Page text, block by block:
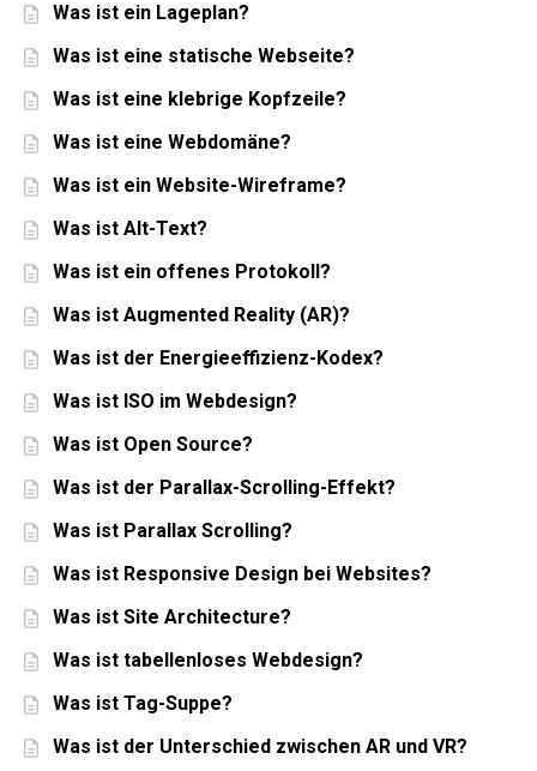
Was ist ein Lageplan?
Was ist eine statische Webseite?
Was ist eine klebrige Kopfzeile?
Was ist eine Webdomäne?
Was ist ein Website-Wireframe?
Was ist Alt-Text?
Was ist ein offenes Protokoll?
Was ist Augmented Reality (AR)?
Was ist der Energieeffizienz-Kodex?
Was ist ISO im Webdesign?
Was ist Open Source?
Was ist der Parallax-Scrolling-Effekt?
Was ist Parallax Scrolling?
Was ist Responsive Design bei Websites?
Was ist Site Architecture?
Was ist tabellenloses Webdesign?
Was ist Tag-Suppe?
Was ist der Unterschied zwischen AR und VR?